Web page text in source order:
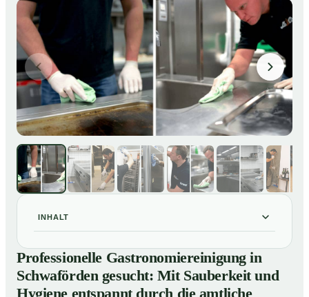
INHALT
01 Professionelle Gastronomiereinigung in Schwaförden
gesucht: Mit Sauberkeit und Hygiene entspannt durch
die amtliche Kontrolle
Professionelle Gastronomiereinigung in
Schwaförden gesucht: Mit Sauberkeit und
Hygiene entspannt durch die amtliche